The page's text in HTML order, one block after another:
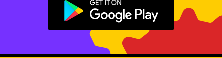
Disponible en Google Play